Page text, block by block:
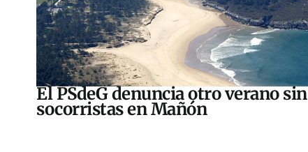
El PSdeG denuncia otro verano sin
socorristas en Mañón